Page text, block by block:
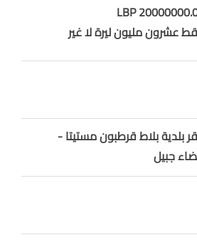
20000000.00
عشرون مليون ليرة لا غير
بلدية بلاط قرطبون مستيتا -
جبيل